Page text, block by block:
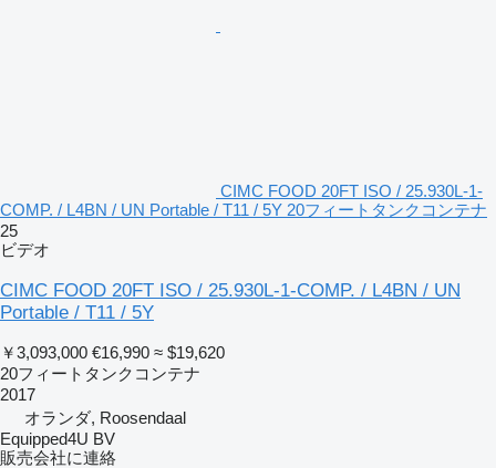
CIMC FOOD 20FT ISO / 25.930L-1-
COMP. / L4BN / UN Portable / T11 / 5Y 20フィートタンクコンテナ
25
ビデオ
CIMC FOOD 20FT ISO / 25.930L-1-COMP. / L4BN / UN
Portable / T11 / 5Y
￥3,093,000 €16,990 ≈ $19,620
20フィートタンクコンテナ
2017
オランダ, Roosendaal
Equipped4U BV
販売会社に連絡